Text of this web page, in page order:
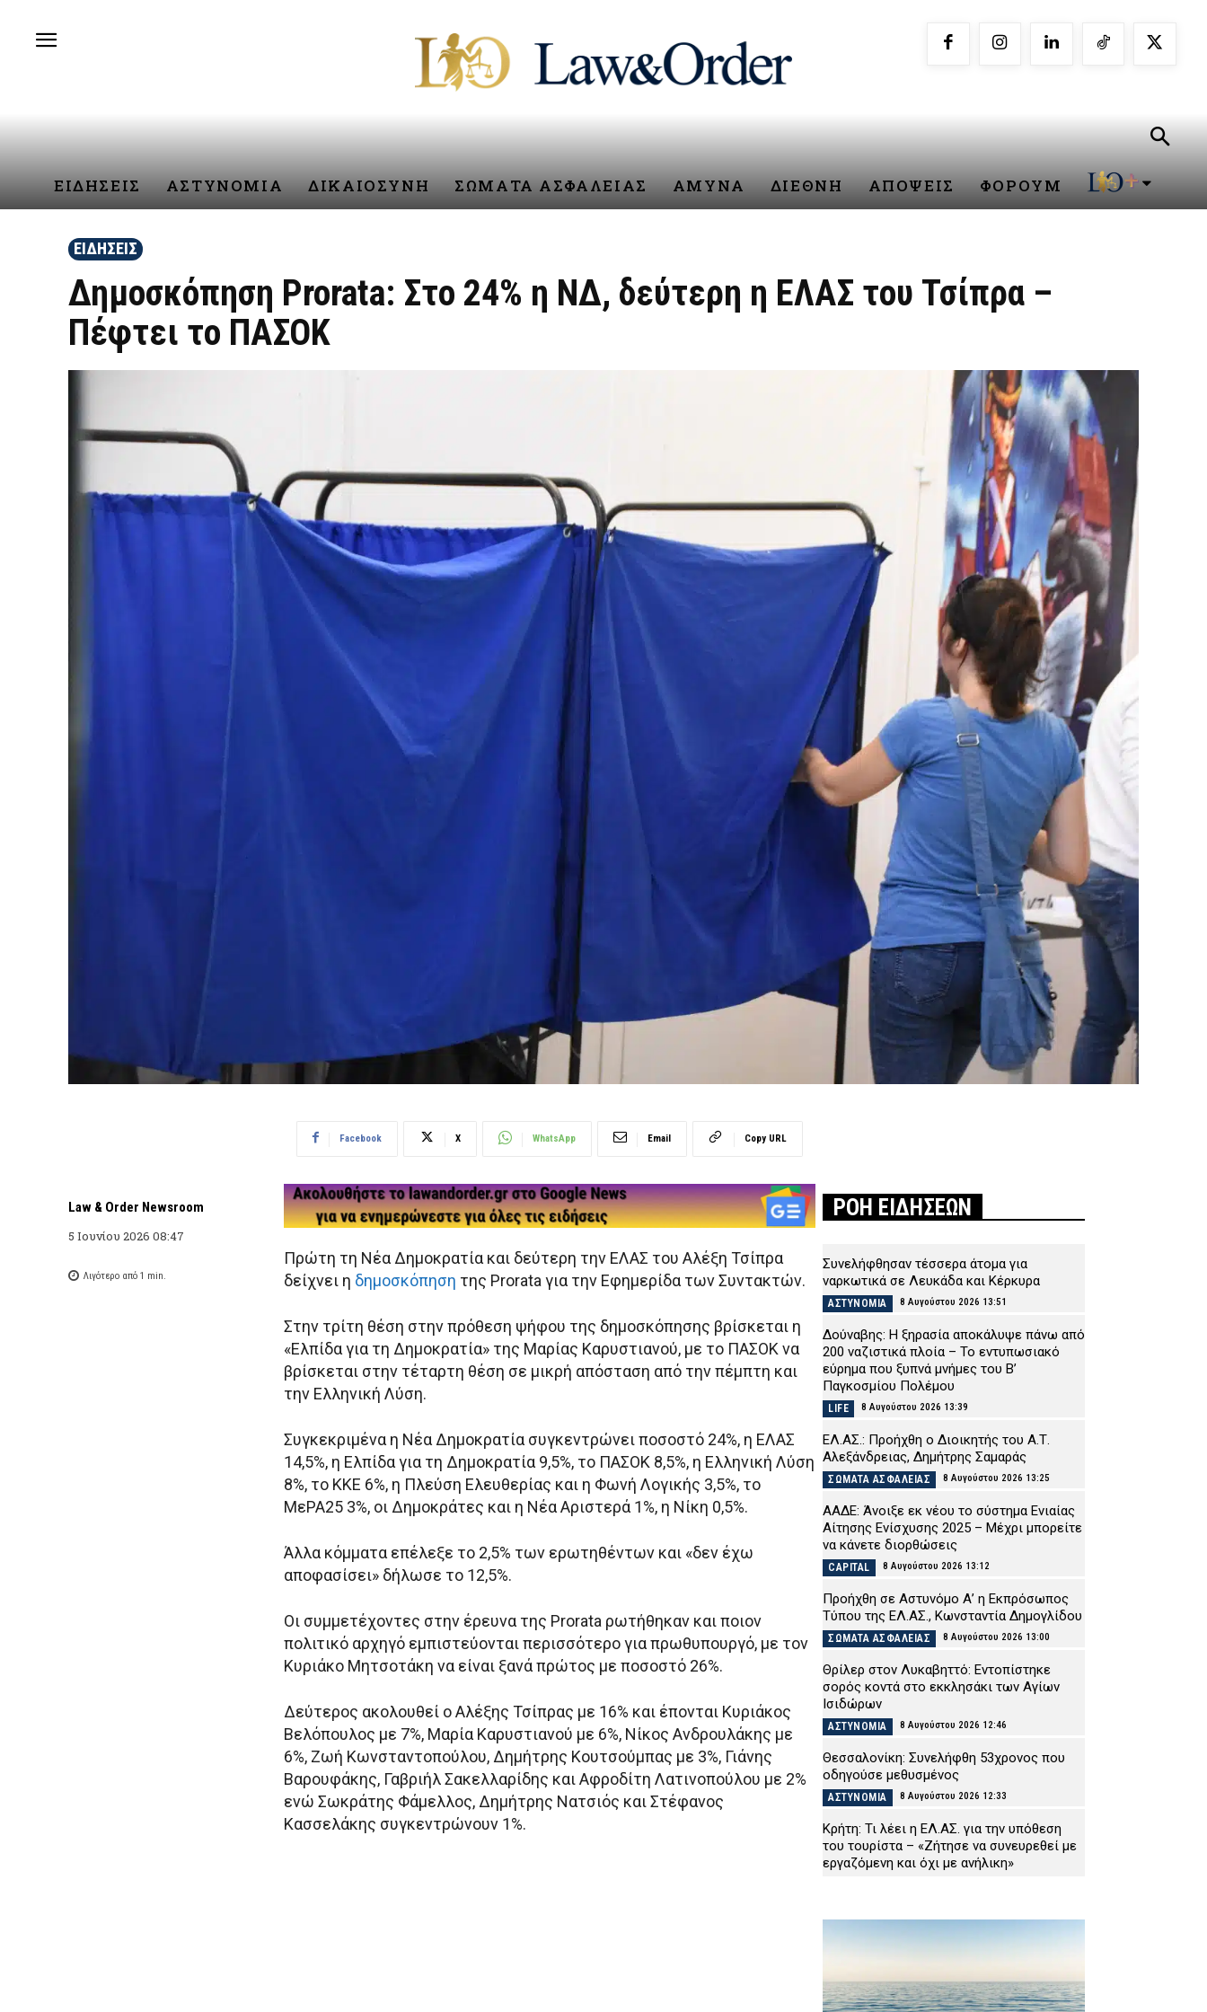
ΕΙΔΗΣΕΙΣ ΑΣΤΥΝΟΜΙΑ ΔΙΚΑΙΟΣΥΝΗ ΣΩΜΑΤΑ ΑΣΦΑΛΕΙΑΣ ΑΜΥΝΑ ΔΙΕΘΝΗ ΑΠΟΨΕΙΣ ΦΟΡΟΥΜ
ΕΙΔΗΣΕΙΣ
Δημοσκόπηση Prorata: Στο 24% η ΝΔ, δεύτερη η ΕΛΑΣ του Τσίπρα –
Πέφτει το ΠΑΣΟΚ
Law & Order Newsroom
5 Ιουνίου 2026 08:47
Λιγότερο από 1 min.
Facebook X WhatsApp Email Copy URL
Πρώτη τη Νέα Δημοκρατία και δεύτερη την ΕΛΑΣ του Αλέξη Τσίπρα
δείχνει η δημοσκόπηση της Prorata για την Εφημερίδα των Συντακτών.
Στην τρίτη θέση στην πρόθεση ψήφου της δημοσκόπησης βρίσκεται η
«Ελπίδα για τη Δημοκρατία» της Μαρίας Καρυστιανού, με το ΠΑΣΟΚ να
βρίσκεται στην τέταρτη θέση σε μικρή απόσταση από την πέμπτη και
την Ελληνική Λύση.
Συγκεκριμένα η Νέα Δημοκρατία συγκεντρώνει ποσοστό 24%, η ΕΛΑΣ
14,5%, η Ελπίδα για τη Δημοκρατία 9,5%, το ΠΑΣΟΚ 8,5%, η Ελληνική Λύση
8%, το ΚΚΕ 6%, η Πλεύση Ελευθερίας και η Φωνή Λογικής 3,5%, το
ΜεΡΑ25 3%, οι Δημοκράτες και η Νέα Αριστερά 1%, η Νίκη 0,5%.
Άλλα κόμματα επέλεξε το 2,5% των ερωτηθέντων και «δεν έχω
αποφασίσει» δήλωσε το 12,5%.
Οι συμμετέχοντες στην έρευνα της Prorata ρωτήθηκαν και ποιον
πολιτικό αρχηγό εμπιστεύονται περισσότερο για πρωθυπουργό, με τον
Κυριάκο Μητσοτάκη να είναι ξανά πρώτος με ποσοστό 26%.
Δεύτερος ακολουθεί ο Αλέξης Τσίπρας με 16% και έπονται Κυριάκος
Βελόπουλος με 7%, Μαρία Καρυστιανού με 6%, Νίκος Ανδρουλάκης με
6%, Ζωή Κωνσταντοπούλου, Δημήτρης Κουτσούμπας με 3%, Γιάνης
Βαρουφάκης, Γαβριήλ Σακελλαρίδης και Αφροδίτη Λατινοπούλου με 2%
ενώ Σωκράτης Φάμελλος, Δημήτρης Νατσιός και Στέφανος
Κασσελάκης συγκεντρώνουν 1%.
ΡΟΗ ΕΙΔΗΣΕΩΝ
Συνελήφθησαν τέσσερα άτομα για
ναρκωτικά σε Λευκάδα και Κέρκυρα
ΑΣΤΥΝΟΜΙΑ 8 Αυγούστου 2026 13:51
Δούναβης: Η ξηρασία αποκάλυψε πάνω από
200 ναζιστικά πλοία – Το εντυπωσιακό
εύρημα που ξυπνά μνήμες του Β’
Παγκοσμίου Πολέμου
LIFE 8 Αυγούστου 2026 13:39
ΕΛ.ΑΣ.: Προήχθη ο Διοικητής του Α.Τ.
Αλεξάνδρειας, Δημήτρης Σαμαράς
ΣΩΜΑΤΑ ΑΣΦΑΛΕΙΑΣ 8 Αυγούστου 2026 13:25
ΑΑΔΕ: Άνοιξε εκ νέου το σύστημα Ενιαίας
Αίτησης Ενίσχυσης 2025 – Μέχρι μπορείτε
να κάνετε διορθώσεις
CAPITAL 8 Αυγούστου 2026 13:12
Προήχθη σε Αστυνόμο Α’ η Εκπρόσωπος
Τύπου της ΕΛ.ΑΣ., Κωνσταντία Δημογλίδου
ΣΩΜΑΤΑ ΑΣΦΑΛΕΙΑΣ 8 Αυγούστου 2026 13:00
Θρίλερ στον Λυκαβηττό: Εντοπίστηκε
σορός κοντά στο εκκλησάκι των Αγίων
Ισιδώρων
ΑΣΤΥΝΟΜΙΑ 8 Αυγούστου 2026 12:46
Θεσσαλονίκη: Συνελήφθη 53χρονος που
οδηγούσε μεθυσμένος
ΑΣΤΥΝΟΜΙΑ 8 Αυγούστου 2026 12:33
Κρήτη: Τι λέει η ΕΛ.ΑΣ. για την υπόθεση
του τουρίστα – «Ζήτησε να συνευρεθεί με
εργαζόμενη και όχι με ανήλικη»
Χαλκιδική: Οκτάχρονος χτύπησε το κεφάλι
Συνελήφθη 14χρονος για κλοπές στην